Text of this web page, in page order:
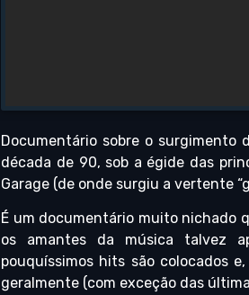
Documentário sobre o surgimento
década de 90, sob a égide das
Garage (de onde surgiu a vertente
É um documentário muito nichado
os amantes da música talvez
pouquíssimos hits são colocados
geralmente (com exceção das